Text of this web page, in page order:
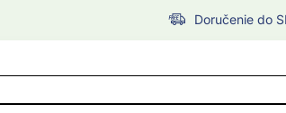
Doručenie do